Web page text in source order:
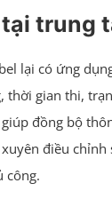
trung
lại có ứng
gian thi,
đồng bộ
điều
công.